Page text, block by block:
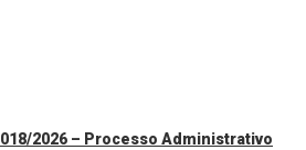
2026 – Processo Administrativo